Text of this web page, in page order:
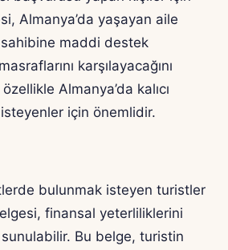
Almanya’da yaşayan aile
maddi destek
karşılayacağını
Almanya’da kalıcı
için önemlidir.
bulunmak isteyen turistler
finansal yeterliliklerini
sunulabilir. Bu belge, turistin